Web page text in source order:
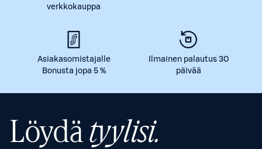
verkkokauppa
Asiakasomistajalle
Bonusta jopa 5 %
Ilmainen palautus 30
päivää
Löydätyylisi.